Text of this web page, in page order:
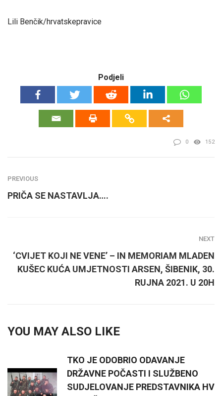
Lili Benčik/hrvatskepravice
Podjeli
0 152
PREVIOUS
PRIČA SE NASTAVLJA….
NEXT
‘CVIJET KOJI NE VENE’ – IN MEMORIAM MLADEN
KUŠEC KUĆA UMJETNOSTI ARSEN, ŠIBENIK, 30.
RUJNA 2021. U 20H
YOU MAY ALSO LIKE
TKO JE ODOBRIO ODAVANJE
DRŽAVNE POČASTI I SLUŽBENO
SUDJELOVANJE PREDSTAVNIKA HV